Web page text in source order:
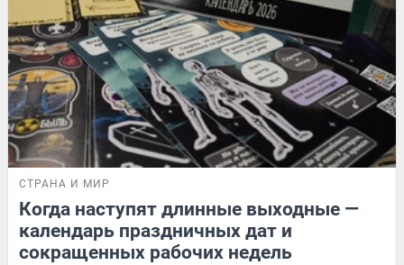
СТРАНА И МИР
Когда наступят длинные выходные —
календарь праздничных дат и
сокращенных рабочих недель